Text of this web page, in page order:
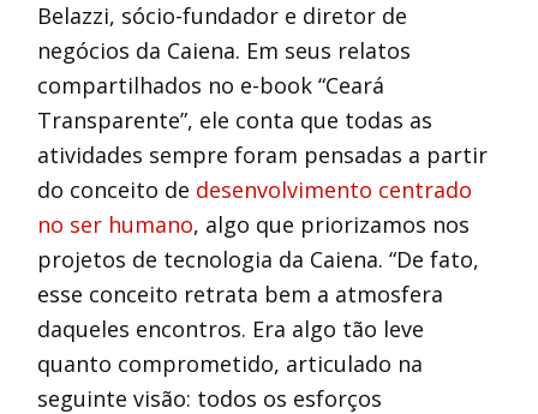
Belazzi, sócio-fundador e diretor de
negócios da Caiena. Em seus relatos
compartilhados no e-book “Ceará
Transparente”, ele conta que todas as
atividades sempre foram pensadas a partir
do conceito de desenvolvimento centrado
no ser humano, algo que priorizamos nos
projetos de tecnologia da Caiena. “De fato,
esse conceito retrata bem a atmosfera
daqueles encontros. Era algo tão leve
quanto comprometido, articulado na
seguinte visão: todos os esforços